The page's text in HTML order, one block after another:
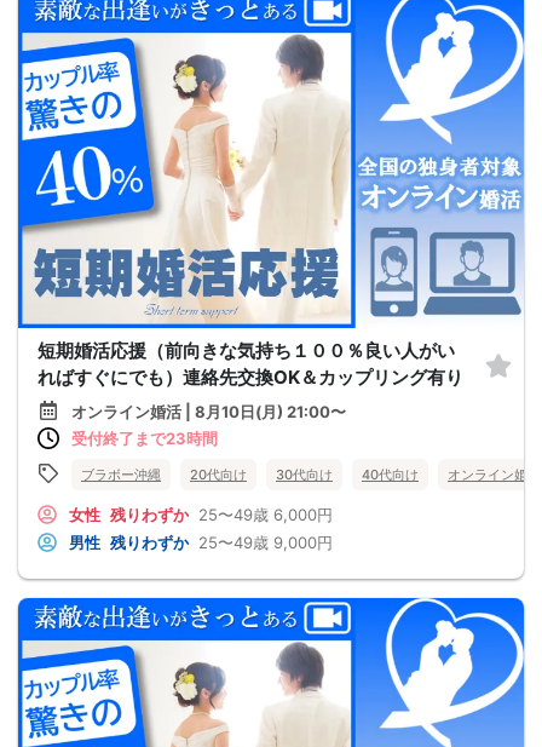
短期婚活応援（前向きな気持ち１００％良い人がい
ればすぐにでも）連絡先交換OK＆カップリング有り
オンライン婚活 | 8月10日(月) 21:00〜
受付終了まで23時間
ブラボー沖縄 20代向け 30代向け 40代向け オンライン婚活
女性 残りわずか 25〜49歳 6,000円
男性 残りわずか 25〜49歳 9,000円